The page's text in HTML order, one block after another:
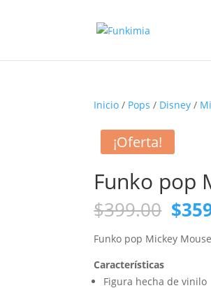
Inicio / Pops / Disney /
¡Oferta!
Funko pop
$399.00
price
was:
$
Funko pop Mickey
Características
Figura hecha de vinilo